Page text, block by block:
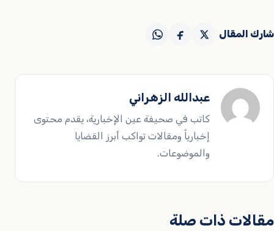
شارك المقال
عبدالله الزهراني
كاتب في صحيفة عين الإخبارية، يقدم محتوى
إخبارياً ومقالات تواكب أبرز القضايا
والموضوعات.
مقالات ذات صلة